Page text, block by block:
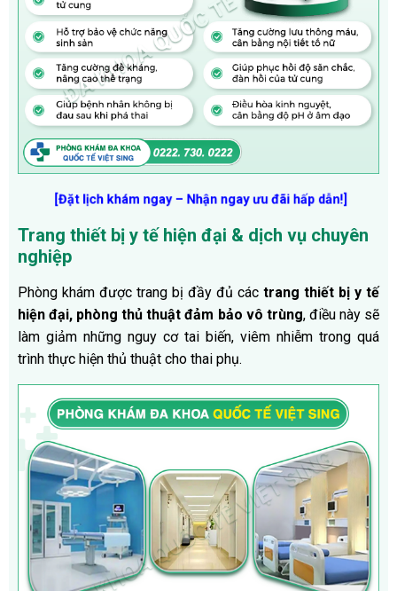
[Đặt lịch khám ngay – Nhận ngay ưu đãi hấp dẫn!]
Trang thiết bị y tế hiện đại & dịch vụ chuyên
nghiệp
Phòng khám được trang bị đầy đủ các trang thiết bị y tế
hiện đại, phòng thủ thuật đảm bảo vô trùng, điều này sẽ
làm giảm những nguy cơ tai biến, viêm nhiễm trong quá
trình thực hiện thủ thuật cho thai phụ.